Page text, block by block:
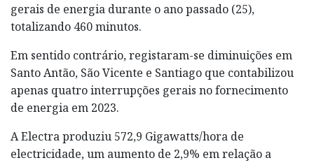
gerais de energia durante o ano passado (25),
totalizando 460 minutos.
Em sentido contrário, registaram-se diminuições em
Santo Antão, São Vicente e Santiago que contabilizou
apenas quatro interrupções gerais no fornecimento
de energia em 2023.
A Electra produziu 572,9 Gigawatts/hora de
electricidade, um aumento de 2,9% em relação a